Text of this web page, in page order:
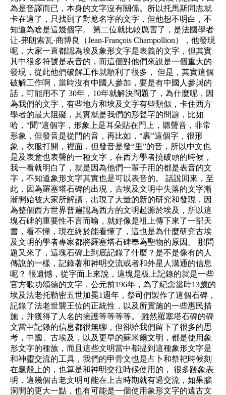
為是音譯而已，本身的文字沒有關係。所以托馬斯同志就
卡在這了，只找到了對應名字的文字，但他想不明白，不
知道為啥是這幾個字。 第二位就比較厲害了，是法國學者
让-弗朗索瓦·商博良（Jean-François Champollion），他發現
呢，大家一直都認為埃及象形文字是表義的文字，但其實
其中很多符號是表音的，而這個對他們來說是一個重大的
發現，從此他們破解工作就順利了很多， 但是，其實這個
破解工作啊，當時沒有中國人參加，要是有中國人參與的
話，可能用不了 30年，10年就解決問題了，為什麼呢，因
為我們的文字，有些地方和埃及文字有些類似，卡住西方
學者的最大阻礙，其實就是我們的形聲字的問題，比如
哈，“聞”這個字，形象上是耳朵貼在門上，聽聲音，非常
形象，但發音是從門的音，再比如，“裹”這個字，很形
象，衣服打開，裡面，但發音是發“里”的音，所以中文也
是及表意也表聲的一種文字，在西方學者撓破頭的時候，
我一看就明白了，就是因為他們一輩子用的都是表音的文
字，不知道象形文字其實也是可以表音的。 話說回來，至
此，因為羅塞塔石碑的出現，古埃及文明中失落的文字漸
漸開始被大家所解讀，出現了大量的新的研究和發現，因
為整個西方世界普遍認為西方的文明起源於埃及，所以這
塊石碑的重要性不言而喻，就好像是祖上傳下來了一部天
書，看不懂，現在終於能看懂了，這也是為什麼研究古埃
及文明的學者專家都將羅塞塔石碑奉為聖物的原因。 那問
題又來了，這塊石碑上到底記錄了什麼？是不是像有的人
傳說的一樣，記錄著和神明交流或者和外星人溝通的信息
呢？ 很遺憾，從字面上來說，這塊是板上記錄的就是一些
官方歌功頌德的文字，公元前196年，為了紀念當時13歲的
埃及法老托勒密五世加冕1週年，祭司們製作了這個石碑，
記錄了法老世襲王位的正統性，以及所實施的一些惠民措
施，并獲得了人名的擁護等等等等。 雖然羅塞塔石碑的碑
文當中記錄的信息都很無聊，但卻給我們留下了很多的思
考，中國、古埃及，以及更早的蘇米爾文明，都是使用象
形文字的種族，而且這些文明當中都提到這種象形文字是
和神靈交流的工具，我們的甲骨文也是占卜和祭祀時候刻
在龜殼上的，也算是和神明交往時候使用的， 很多跡象表
明，這幾個古老文明可能在上古時期就有過交流，如果腦
洞開的更大一點，也有可能是一個使用象形文字的遠古文